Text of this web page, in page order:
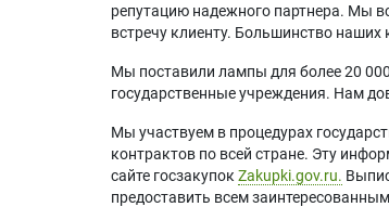
репутацию надежного партнера. Мы
встречу клиенту. Большинство
Мы поставили лампы для более 20
государственные учреждения. Нам
Мы участвуем в процедурах
контрактов по всей стране. Эту
сайте госзакупок Zakupki.gov.ru.
предоставить всем